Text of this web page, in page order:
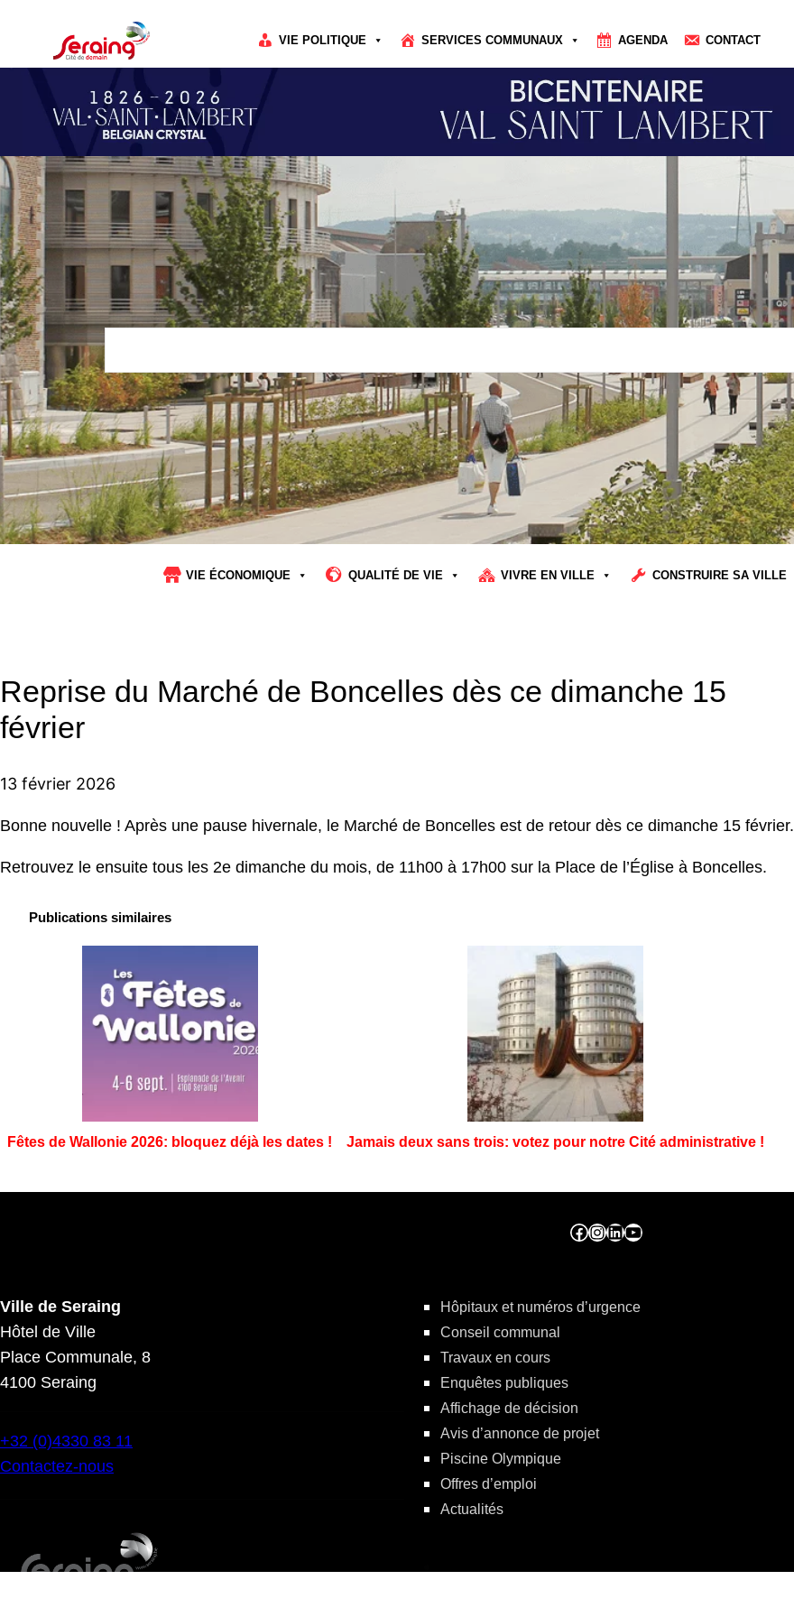
VIE POLITIQUE SERVICES COMMUNAUX AGENDA CONTACT
Rechercher
VIE ÉCONOMIQUE QUALITÉ DE VIE VIVRE EN VILLE CONSTRUIRE SA VILLE
Reprise du Marché de Boncelles dès ce dimanche 15
février
13 février 2026
Bonne nouvelle ! Après une pause hivernale, le Marché de Boncelles est de retour dès ce dimanche 15 février.
Retrouvez le ensuite tous les 2e dimanche du mois, de 11h00 à 17h00 sur la Place de l’Église à Boncelles.
Publications similaires
Fêtes de Wallonie 2026: bloquez déjà les dates ! Jamais deux sans trois: votez pour notre Cité administrative !
Facebook ville de seraing Instragram ville de seraing linkedin – ville de seraing YouTube
Ville de Seraing
Hôtel de Ville
Place Communale, 8
4100 Seraing
+32 (0)4330 83 11
Contactez-nous
Hôpitaux et numéros d’urgence
Conseil communal
Travaux en cours
Enquêtes publiques
Affichage de décision
Avis d’annonce de projet
Piscine Olympique
Offres d’emploi
Actualités